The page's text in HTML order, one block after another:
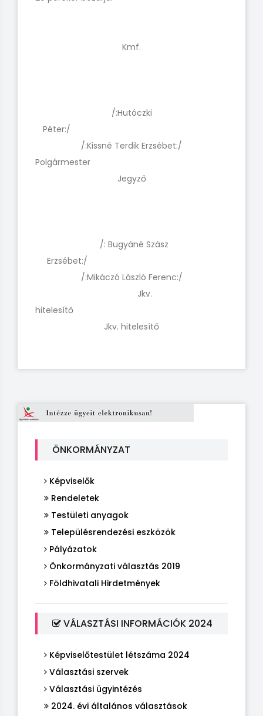
ÖNKORMÁNYZAT
Képviselők
Rendeletek
Testületi anyagok
Településrendezési eszközök
Pályázatok
Önkormányzati választás 2019
Földhivatali Hirdetmények
VÁLASZTÁSI INFORMÁCIÓK 2024
Képviselőtestület létszáma 2024
Választási szervek
Választási ügyintézés
2024. évi általános választások
Kmf.
/:Hutóczki
Péter:/
/:Kissné Terdik Erzsébet:/
Jegyző
/: Bugyáné Szász
Erzsébet:/
/:Mikáczó László Ferenc:/
Jkv.
hitelesítő
Jkv. hitelesítő